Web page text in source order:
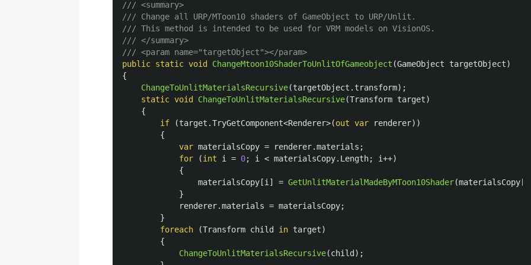
/// <summary>
/// Change all URP/MToon10 shaders of GameObject to URP/Unlit.
/// This method is intended to be used for VRM models on VisionOS.
/// </summary>
/// <param name="targetObject"></param>
public static void ChangeMtoon10ShaderToUnlitOfGameobject (GameObject targetObject)
{
ChangeToUnlitMaterialsRecursive(targetObject . transform);
static void ChangeToUnlitMaterialsRecursive(Transform target)
{
if
(target .TryGetComponent<Renderer>(out var renderer))
{
var materialsCopy = renderer.materials ;
for
(int i = 0; i < materialsCopy. Length; i++)
{
materialsCopy [i ] = GetUnlitMaterialMadeByMToon10Shader(materialsCopy
}
renderer.materials = materialsCopy;
}
foreach
(Transform child in target)
{
ChangeToUnlitMaterialsRecursive(child );